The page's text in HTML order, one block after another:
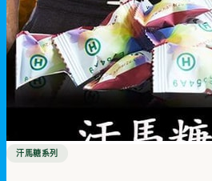
汗馬糖系列